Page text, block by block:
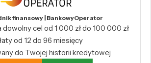
finansowy | BankowyOperator
dowolny cel od 1 000 zł do 100 000 zł
od 12 do 96 miesięcy
do Twojej historii kredytowej